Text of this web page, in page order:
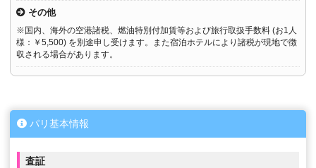
その他
※国内、海外の空港諸税、燃油特別付加賃等および旅行取扱手数料 (お1人
様：￥5,500) を別途申し受けます。また宿泊ホテルにより諸税が現地で徴
収される場合があります。
パリ基本情報
査証